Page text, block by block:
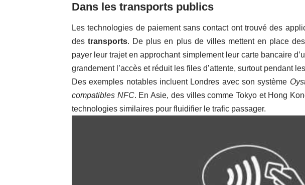
Dans les transports publics
Les technologies de paiement sans contact ont trouvé des
destransports. De plus en plus de villes mettent en place
payer leur trajet en approchant simplement leur carte bancaire
grandement l’accès et réduit les files d’attente, surtout pendant
Des exemples notables incluent Londres avec son système
compatibles NFC. En Asie, des villes comme Tokyo et Hong
technologies similaires pour fluidifier le trafic passager.